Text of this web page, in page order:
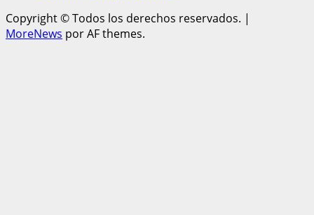
Copyright © Todos los derechos reservados. |
MoreNews por AF themes.